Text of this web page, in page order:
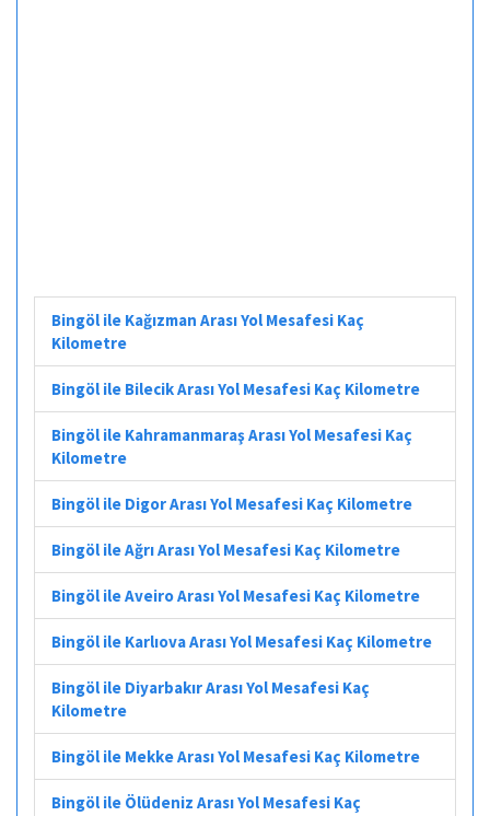
Bingöl ile Kağızman Arası Yol Mesafesi Kaç
Kilometre
Bingöl ile Bilecik Arası Yol Mesafesi Kaç Kilometre
Bingöl ile Kahramanmaraş Arası Yol Mesafesi Kaç
Kilometre
Bingöl ile Digor Arası Yol Mesafesi Kaç Kilometre
Bingöl ile Ağrı Arası Yol Mesafesi Kaç Kilometre
Bingöl ile Aveiro Arası Yol Mesafesi Kaç Kilometre
Bingöl ile Karlıova Arası Yol Mesafesi Kaç Kilometre
Bingöl ile Diyarbakır Arası Yol Mesafesi Kaç
Kilometre
Bingöl ile Mekke Arası Yol Mesafesi Kaç Kilometre
Bingöl ile Ölüdeniz Arası Yol Mesafesi Kaç